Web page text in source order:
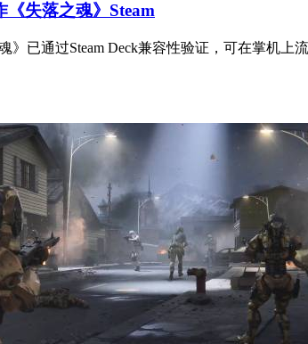
失落之魂》Steam
》已通过Steam Deck兼容性验证，可在掌机